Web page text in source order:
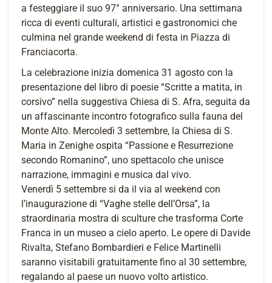
a festeggiare il suo 97° anniversario. Una settimana
ricca di eventi culturali, artistici e gastronomici che
culmina nel grande weekend di festa in Piazza di
Franciacorta.
La celebrazione inizia domenica 31 agosto con la
presentazione del libro di poesie “Scritte a matita, in
corsivo” nella suggestiva Chiesa di S. Afra, seguita da
un affascinante incontro fotografico sulla fauna del
Monte Alto. Mercoledì 3 settembre, la Chiesa di S.
Maria in Zenighe ospita “Passione e Resurrezione
secondo Romanino”, uno spettacolo che unisce
narrazione, immagini e musica dal vivo.
Venerdì 5 settembre si da il via al weekend con
l’inaugurazione di “Vaghe stelle dell’Orsa”, la
straordinaria mostra di sculture che trasforma Corte
Franca in un museo a cielo aperto. Le opere di Davide
Rivalta, Stefano Bombardieri e Felice Martinelli
saranno visitabili gratuitamente fino al 30 settembre,
regalando al paese un nuovo volto artistico.